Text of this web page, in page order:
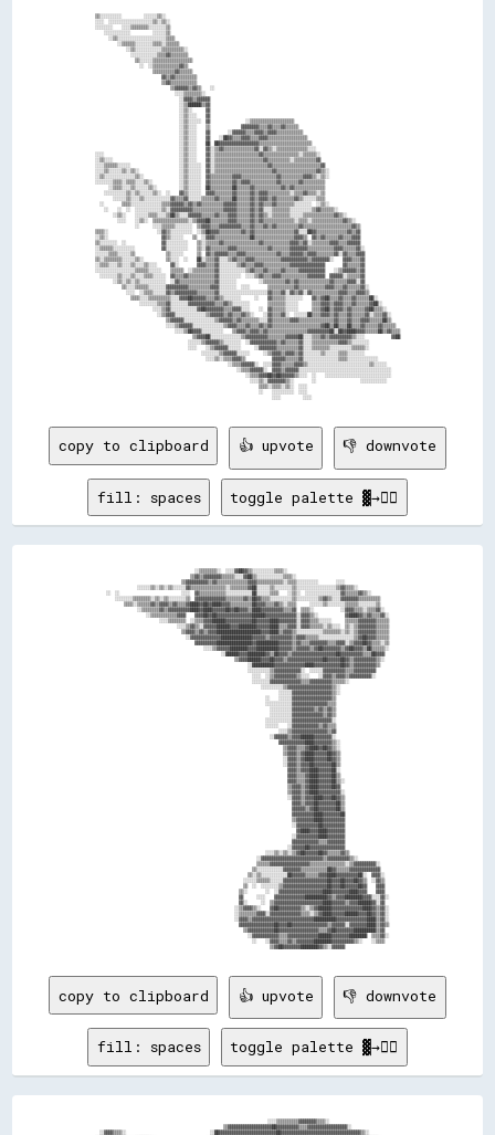
▒▒░░░░░░░░░░          ░░░░░░▒▒░░
░░░░  ░░░░░░░░░░░░░░░░░░░░▒▒░░▒▒░░
░░░░░░░░    ░░░░▒▒▒▒▒▒▒▒░░░░░░░░▒▒
    ░░░░░░░░░░░░          ░░░░░░▒▒
      ░░▒▒░░░░░░░░░░░░░░░░░░░░░░▒▒▒▒
          ░░▒▒▒▒▒▒░░░░░░░░▒▒▒▒░░▒▒▒▒▒▒
              ░░▒▒░░░░░░░░░░░░▒▒▒▒▒▒▒▒▒▒░░
                ░░░░░░░░░░░░▒▒▒▒▓▓▒▒▒▒▒▒▒▒
                  ▒▒░░░░░░▒▒▒▒▒▒▒▒▒▒▒▒▒▒▒▒▒▒
                    ░░  ░░▒▒▒▒▒▒▒▒▒▒▒▒▓▓▒▒
                          ▒▒▒▒▒▒▒▒▒▒▓▓▒▒▒▒▒▒
                              ▓▓▒▒▓▓▒▒▒▒▒▒▒▒▒▒
                              ▒▒▓▓▒▒▒▒▒▒▒▒▒▒▒▒
                                  ▒▒▓▓▓▓▓▓▒▒▓▓▒▒    ░░
                                    ░░░░▒▒▒▒▒▒▒▒░░
                                      ░░▓▓▓▓▒▒▓▓▓▓▓▓
                                      ░░▒▒██████▒▒▓▓
                                      ░░▒▒░░      ▓▓
                                      ░░▒▒░░░░    ▓▓
                                      ░░▒▒░░░░░░  ▓▓                ░░▒▒▒▒▒▒▒▒▒▒▒▒▒▒▒▒▒▒▒▒
                                      ░░▒▒░░░░    ▒▒              ▓▓▓▓▓▓▓▓▒▒▒▒▓▓▒▒▒▒▓▓▒▒▒▒▒▒
                                      ░░▒▒░░░░    ▓▓        ░░▓▓▓▓▓▓▒▒▒▒▓▓▓▓▒▒▓▓▓▓▒▒▒▒▒▒▒▒▒▒▒▒
                                      ░░▒▒░░░░    ▓▓    ░░██▓▓▒▒▒▒▓▓▓▓▒▒▒▒▓▓▓▓▒▒▒▒▒▒▒▒▒▒▒▒▒▒▒▒▒▒
                                      ░░▒▒░░░░    ██  ██▓▓▓▓▓▓▓▓▓▓▓▓▓▓▓▓▓▓▒▒▒▒▒▒▒▒▒▒▒▒▒▒▒▒▒▒▒▒▒▒▒▒
                                      ░░▒▒░░░░    ▓▓░░▒▒▓▓▒▒▒▒▒▒▒▒▒▒▒▒▒▒▓▓░░▓▓▒▒░░▒▒▒▒▒▒▒▒▒▒▒▒▒▒░░░░
░░░░                                  ░░▒▒░░░░    ▓▓░░▒▒▒▒▒▒▒▒▒▒▒▒▒▒▒▒▒▒▒▒▓▓▒▒▒▒▒▒▒▒▒▒▒▒▒▒▒▒░░▒▒▒▒▒▒░░
░░▒▒░░░░                              ░░▒▒░░░░    ▓▓░░▒▒▒▒▒▒▒▒▒▒▒▒▒▒▒▒▒▒▒▒▒▒▓▓▒▒▒▒▒▒▒▒▒▒░░▒▒▒▒▒▒▒▒▒▒▓▓
░░░░▒▒▒▒▒▒░░░░░░                      ░░▒▒░░░░░░  ▓▓░░▒▒▒▒▒▒▒▒▒▒▒▒▒▒▒▒▒▒▒▒▒▒▒▒▓▓▒▒▒▒▒▒▒▒▒▒▒▒▒▒▒▒▒▒▒▒▒▒▓▓
░░░░▒▒░░░░░░▒▒░░▒▒░░                  ░░▒▒░░░░░░  ▓▓░░▒▒▒▒▒▒▒▒▒▒▒▒▒▒▒▒▒▒▒▒▒▒▒▒▒▒▓▓▒▒▒▒▒▒▒▒▒▒▒▒▒▒▒▒▒▒▓▓▒▒░░
░░▒▒░░░░░░░░░░░░░░▒▒░░                ░░▒▒░░░░░░  ▓▓▒▒▒▒▒▒▒▒▒▒▓▓▓▓▒▒▒▒▒▒▒▒▒▒▒▒▒▒▒▒▓▓▒▒▒▒▒▒▒▒▒▒▓▓▓▓▒▒░░▒▒░░
░░░░░░░░▒▒▒▒░░▒▒▒▒░░░░▒▒░░            ░░▒▒░░░░░░  ▓▓▒▒▒▒▒▒▒▒▒▒▓▓▒▒▓▓▓▓▒▒▒▒▒▒▒▒▒▒▒▒▓▓▒▒▒▒▒▒▒▒▓▓▒▒▒▒▒▒▒▒▒▒
      ░░▒▒▒▒░░░░▒▒░░░░░░▒▒░░          ░░▒▒░░░░░░  ██▒▒▒▒▒▒▒▒▒▒██▒▒▒▒▒▒▓▓▒▒▒▒▒▒▒▒▒▒▒▒▓▓▒▒▓▓▒▒▒▒▒▒▒▒▒▒▒▒▒▒
    ░░░░░░░░░░▒▒░░▒▒░░░░░░▒▒░░  ░░    ▓▓▒▒░░░░░░  ▓▓▓▓▒▒▒▒▒▒▒▒▓▓▒▒▒▒▒▒▓▓▒▒▓▓▓▓▒▒▒▒▒▒▒▒▒▒░░▒▒▒▒▓▓▒▒▒▒░░▒▒
        ░░░░░░▒▒░░░░▒▒░░░░░░░░░░░░▓▓▒▒▒▒▓▓░░░░░░▒▒▒▒▒▒▓▓▒▒▒▒▒▒██▒▒▒▒▒▒▓▓▒▒▓▓▓▓▒▒▓▓▒▒▒▒▒▒▒▒▓▓▒▒░░░░░░▒▒▒▒
  ░░        ▒▒▒▒░░░░░░░░░░░░░░▒▒▒▒▓▓▓▓▓▓▒▒▓▓▒▒▓▓▒▒▒▒▒▒▒▒▒▒▓▓▓▓▓▓▒▒▒▒▒▒▓▓▒▒▓▓▒▒▒▒▓▓▒▒▒▒▒▒▒▒░░░░░░░░  ░░▒▒░░
    ░░    ░░  ░░  ░░░░░░░░░░░░▒▒░░▓▓▓▓▓▓▓▓▓▓▒▒▒▒▒▒▒▒▒▒▒▒▒▒▓▓▓▓▓▓▒▒▒▒▒▒▓▓▒▒▓▓░░░░▒▒▒▒▒▒▒▒░░░░░░░░░░▒▒▓▓▒▒▒▒▒▒░░
        ░░▒▒░░    ░░░░░░▒▒▒▒░░░░▒▒██▒▒░░░░▓▓▓▓▓▓▒▒▒▒▒▒▓▓▒▒▒▒▓▓▓▓▒▒▒▒▒▒▓▓▒▒▓▓▒▒░░▒▒▒▒▒▒▒▒░░░░░░▒▒▒▒▒▒▒▒▒▒▒▒▒▒▓▓▒▒░░
          ░░░░    ░░▒▒░░  ▒▒▒▒▒▒▒▒▒▒▒▒▒▒▒▒░░▒▒▓▓▓▓██▒▒▒▒▒▒▒▒▓▓▓▓▒▒▒▒▒▒▓▓▒▒▓▓▒▒▒▒▒▒▒▒▒▒▒▒▒▒░░▒▒▒▒░░▒▒▒▒▒▒▒▒▒▒▒▒▒▒▓▓▒▒░░
                  ░░      ░░░░▒▒▒▒▒▒░░░░░░░░  ▒▒▓▓▓▓▒▒▒▒▓▓▓▓▓▓▓▓▓▓▒▒▒▒▓▓▒▒▒▒▓▓▒▒▓▓▒▒▒▒▒▒▒▒▒▒▓▓▒▒▒▒▒▒▒▒▒▒▒▒▒▒▒▒▒▒▒▒▒▒▓▓▒▒
▒▒▒▒░░                      ░░▓▓▒▒░░░░░░░░░░  ░░▒▒██▓▓▓▓▒▒▒▒▒▒▒▒▒▒▓▓▒▒▓▓▒▒▒▒▒▒▒▒▒▒▒▒▒▒▒▒▒▒▓▓░░░░██▓▓▒▒▒▒▒▒▒▒▒▒▒▒▒▒▓▓▒▒▓▓
░░▒▒░░                        ▓▓▒▒░░░░░░    ▒▒  ░░▓▓▓▓▒▒▒▒▒▒▒▒▒▒▒▒▒▒▒▒██▒▒▒▒▒▒▒▒▒▒▒▒▒▒▒▒▒▒▓▓▓▓▒▒  ▓▓▒▒▓▓▒▒▒▒▒▒▓▓▒▒▒▒▓▓▓▓
▒▒░░░░░░░░  ░░                ▓▓░░░░░░░░░░    ▒▒░░▒▒▒▒▒▒▓▓▒▒▒▒▒▒▒▒▒▒▒▒▒▒▒▒▓▓▒▒▒▒▒▒▒▒▒▒▒▒▓▓▓▓▒▒▓▓░░▒▒▒▒▒▒▒▒▓▓▓▓▒▒▒▒▓▓▓▓▓▓
░░▒▒▒▒▒▒░░░░░░░░░░            ▓▓░░░░░░░░░░    ▒▒░░▓▓▒▒▒▒▒▒▒▒▓▓▓▓▒▒▒▒▒▒▒▒▒▒▒▒▒▒▓▓▒▒▒▒▒▒▒▒▓▓▓▓▓▓▓▓▒▒▒▒▒▒▒▒▒▒▒▒▓▓▓▓▒▒▒▒▒▒▓▓░░
░░░░░░▒▒▒▒░░░░░░▒▒              ▒▒░░░░░░      ▒▒  ▓▓▒▒▓▓▓▓▓▓▒▒▒▒▓▓▓▓▒▒▒▒▒▒▒▒▒▒▒▒▒▒▓▓▒▒▒▒▓▓▓▓▓▓▒▒▓▓▓▓▒▒▒▒▒▒▒▒▓▓░░▓▓▒▒▒▒▓▓▓▓
▒▒░░▒▒▒▒▒▒▒▒░░░░░░▒▒░░          ▒▒░░░░  ░░    ██░░▒▒▒▒▓▓░░░░▒▒▓▓▒▒▒▒▓▓▓▓▒▒▒▒▒▒▒▒▒▒▒▒▓▓▓▓▓▓▓▓▓▓▓▓▒▒▓▓▓▓▓▓▓▓░░    ▓▓▓▓▒▒▒▒▓▓
░░▒▒▒▒░░░░▒▒░░░░▒▒░░░░▒▒░░░░      ▓▓░░        ▓▓▓▓▒▒▒▒▓▓░░░░░░░░▒▒▓▓▒▒▒▒▓▓▓▓▒▒▒▒▒▒▒▒▒▒▒▒▓▓▓▓▓▓▓▓▓▓▓▓▓▓▓▓        ▓▓▒▒▒▒▒▒▓▓
░░░░░░░░░░░░░░░░░░▒▒▒▒▒▒░░░░░░    ▒▒▒▒▒▒  ░░▒▒▒▒▒▒▒▒▒▒▓▓░░░░░░░░░░░░▒▒▓▓▒▒▒▒▓▓▒▒▒▒▒▒▓▓▒▒▒▒▒▒▓▓▓▓▓▓▓▓▓▓▓▓    ░░▒▒▓▓▓▓▓▓▒▒▓▓
  ░░░░░░░░▒▒░░░░▒▒░░░░▒▒▒▒░░░░░░  ▓▓▒▒▒▒▓▓▒▒▒▒▒▒▒▒▒▒▒▒▓▓░░░░░░░░░░  ░░░░▒▒▓▓▒▒▒▒▓▓▓▓▒▒▒▒▒▒▒▒▒▒▒▒▓▓▓▓▓▓▓▓  ▓▓▓▓▓▓░░▒▒▒▒▒▒▓▓
        ░░▒▒░░▒▒░░▒▒░░░░░░░░░░░░  ░░▓▓▒▒▒▒▒▒▒▒▒▒▒▒▒▒▒▒▓▓░░░░░░░░          ░░▒▒▒▒▒▒▒▒▒▒▓▓▒▒▓▓▒▒▒▒▒▒▒▒▒▒▒▒▒▒▓▓▒▒▒▒▒▒▓▓▓▓░░▓▓
            ▒▒░░░░▒▒▒▒▒▒░░░░░░░░▓▓▓▓▓▓▓▓▓▓▒▒▒▒▒▒▒▒▒▒▓▓▓▓░░░░░░░░  ░░░░        ▒▒▒▒▒▒▒▒▒▒▒▒▓▓▒▒▒▒▒▒▒▒▒▒▒▒▓▓▓▓▒▒▒▒▓▓▒▒▒▒▒▒▓▓░░
              ░░░░  ░░▒▒▒▒░░░░░░▓▓▒▒▓▓▓▓▓▓▓▓▓▓▒▒▒▒▒▒▒▒▓▓░░░░░░░░░░░░░░░░░░░░░░▓▓▒▒▒▒▓▓░░▓▓▒▒▓▓░░▓▓▒▒▒▒▒▒▒▒▒▒▒▒▓▓▓▓▒▒▒▒▓▓▓▓▒▒
                ▒▒▒▒░░░░▒▒▒▒▒▒▒▒▒▒░░░░▓▓▓▓██▓▓▓▓▓▓▒▒▒▒▓▓▒▒░░░░░░░░      ░░    ▓▓▒▒▒▒▒▒░░░░░░░░    ▓▓▒▒▓▓██▒▒▒▒▓▓▒▒▒▒▓▓▒▒▒▒▒▒██░░
                    ░░░░░░░░▒▒▒▒▓▓░░░░░░░░▓▓▓▓▓▓▓▓▓▓▓▓▒▒▒▒▓▓▒▒░░░░░░░░        ▒▒▒▒▒▒▒▒░░░░░░      ▒▒▒▒▓▓▓▓▒▒▓▓▓▓▒▒▒▒▓▓▒▒▒▒▒▒▓▓██░░
                          ░░░░▒▒▓▓░░░░░░░░░░░░▓▓██▓▓▓▓▓▓▓▓▒▒▒▒▓▓▓▓░░░░    ░░  ▓▓▒▒▒▒▒▒░░░░░░      ▒▒▒▒▓▓██▒▒▓▓▓▓▒▒▓▓▒▒▒▒▒▒▓▓██▒▒▒▒░░
                            ░░▒▒▓▓▓▓░░░░░░░░░░░░░░▒▒▓▓▓▓▓▓▒▒▓▓▒▒▒▒▓▓▒▒░░    ░░▓▓▒▒▒▒▓▓░░  ░░░░░░██▒▒▒▒▓▓▓▓▒▒▓▓▒▒▒▒▓▓▒▒▒▒▒▒▓▓░░▒▒▒▒▓▓░░
                                ▒▒▓▓▓▓▓▓░░░░░░░░░░░░░░▒▒▓▓▓▓▓▓▒▒▓▓▒▒▒▒▒▒▒▒░░░░▓▓▒▒▒▒▒▒▒▒▓▓▓▓▒▒▒▒▒▒▒▒▒▒▒▒▒▒▒▒▓▓▒▒▒▒▓▓▒▒▒▒▓▓▓▓▒▒▒▒▒▒██▒▒
                                ░░░░▒▒▓▓▓▓▓▓░░░░░░░░░░░░░░▒▒▓▓▓▓▒▒▒▒▓▓▒▒▒▒▓▓▒▒▓▓▒▒▒▒▒▒▒▒▒▒▒▒▒▒▒▒▒▒▒▒▒▒▓▓██▒▒██▒▒▒▒██▒▒▒▒▓▓▒▒▒▒▒▒▓▓▒▒▒▒▒▒
                                    ░░░░▒▒██▓▓▓▓░░░░░░░░░░    ▒▒▓▓▓▓▒▒▓▓▓▓▒▒▓▓▒▒▒▒▒▒▒▒▒▒▒▒▒▒▒▒▒▒▓▓▓▓▓▓▓▓▓▓██░░██▓▓████▓▓▓▓▒▒▒▒▒▒██▒▒▓▓▒▒▒▒
                                            ▒▒▓▓▓▓██░░░░░░░░░░░░░░▒▒▓▓▓▓▓▓▓▓▓▓▒▒▒▒▒▒▒▒▓▓▓▓▓▓██░░░░▒▒▒▒▓▓▒▒▓▓▓▓▓▓▓▓▓▓▒▒░░░░            ▓▓██
                                          ░░░░░░▒▒▓▓▓▓▓▓▒▒░░░░░░░░  ░░▓▓▓▓▓▓▓▓▓▓▓▓▒▒▓▓▒▒▒▒▒▒▓▓░░░░▒▒▒▒▒▒▒▒▒▒▒▒▓▓▓▓▒▒░░░░░░░░
                                          ░░░░    ░░▒▒▓▓▓▓▓▓░░░░░░      ░░▓▓▓▓▓▓▓▓▒▒▒▒▒▒▒▒▒▒▓▓░░░░▒▒▒▒▒▒▒▒░░░░░░░░░░▒▒▒▒▒▒░░
                                                ░░░░░░░░▒▒▓▓▓▓▓▓░░░░░░      ░░▒▒▓▓▓▓▒▒▓▓▓▓▒▒▓▓░░░░░░░░▒▒░░░░░░▒▒▒▒░░░░░░░░
                                                  ░░░░▒▒░░▒▒▒▒▓▓▓▓▒▒            ▓▓▓▓▓▓▒▒▒▒▒▒▓▓░░░░░░░░░░░░░░░░▒▒▒▒░░░░░░░░░░░░░░
                                                            ░░▒▒▒▒▓▓▓▓▓▓░░  ░░░░▓▓▓▓▒▒▒▒▒▒▓▓▓▓▒▒░░░░░░░░░░░░░░░░░░░░░░░░░░░░▒▒░░░░░░
                                                                ░░▒▒▒▒▓▓▓▓▓▓░░  ▓▓▓▓▒▒▓▓▓▓▓▓░░░░░░░░░░░░░░░░░░░░░░░░░░░░░░░░░░░░░░░░░░
                                                                    ░░▒▒▒▒▓▓▓▓██▓▓██▓▓▓▓▓▓▒▒░░░░  ░░    ░░░░░░░░░░░░░░░░░░░░░░░░░░░░░░
                                                                      ░░░░▒▒░░▓▓▓▓▓▓▓▓▒▒░░        ░░                    ░░░░░░░░░░░░
                                                                          ▒▒▒▒░░▒▒▒▒░░▒▒░░  ░░░░
copy to clipboard 👍 upvote 👎 downvote
fill: spaces toggle palette ▓→✊🏽
copy to clipboard 👍 upvote 👎 downvote
fill: spaces toggle palette ▓→✊🏽
                                                                                ░░░░▒▒▒▒▒▒▒▒▒▒▓▓▓▓▓▓▓▓▒▒▒▒░░
                                                            ▒▒▓▓▓▓▓▓▓▓▓▓▓▓▓▓▓▓▓▓▓▓██▓▓▓▓▓▓▓▓▓▓▒▒▒▒▓▓▓▓▓▓▓▓▓▓▓▓▓▓▓▓▓▓░░
    ░░▓▓▓▓▒▒▒▒░░                                      ░░██▓▓▓▓▓▓▓▓▓▓▓▓▓▓▓▓▓▓▓▓▓▓▓▓▓▓██▓▓▓▓▓▓▓▓▓▓▓▓▓▓▓▓▓▓▓▓▓▓▓▓▓▓▓▓▓▓▓▓▓▓▓▓▒▒░░